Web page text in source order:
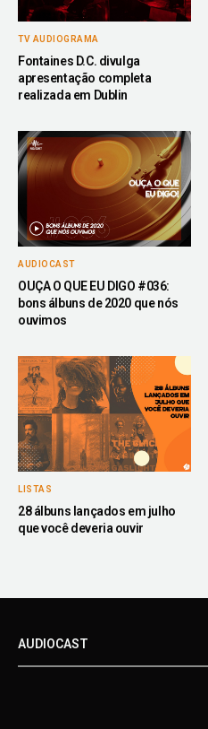
TV AUDIOGRAMA
Fontaines D.C. divulga
apresentação completa
realizada em Dublin
AUDIOCAST
OUÇA O QUE EU DIGO #036:
bons álbuns de 2020 que nós
ouvimos
LISTAS
28 álbuns lançados em julho
que você deveria ouvir
AUDIOCAST